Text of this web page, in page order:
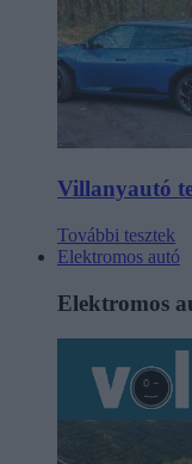
Villanyautó
További tesztek
Elektromos autó
Elektromos